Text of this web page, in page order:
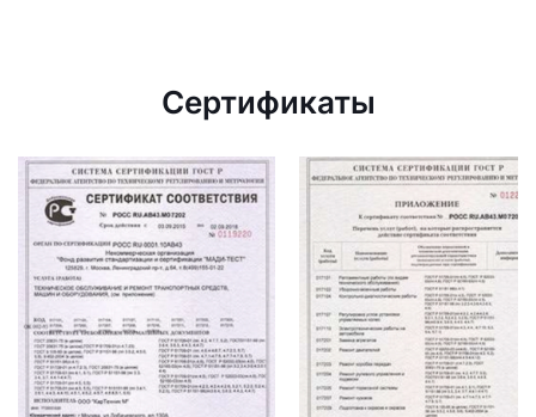
Сертификаты